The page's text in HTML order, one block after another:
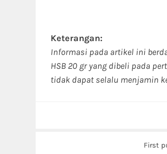
Keterangan:
Informasi pada artikel ini
HSB 20 gr yang dibeli pada
tidak dapat selalu menjamin
First